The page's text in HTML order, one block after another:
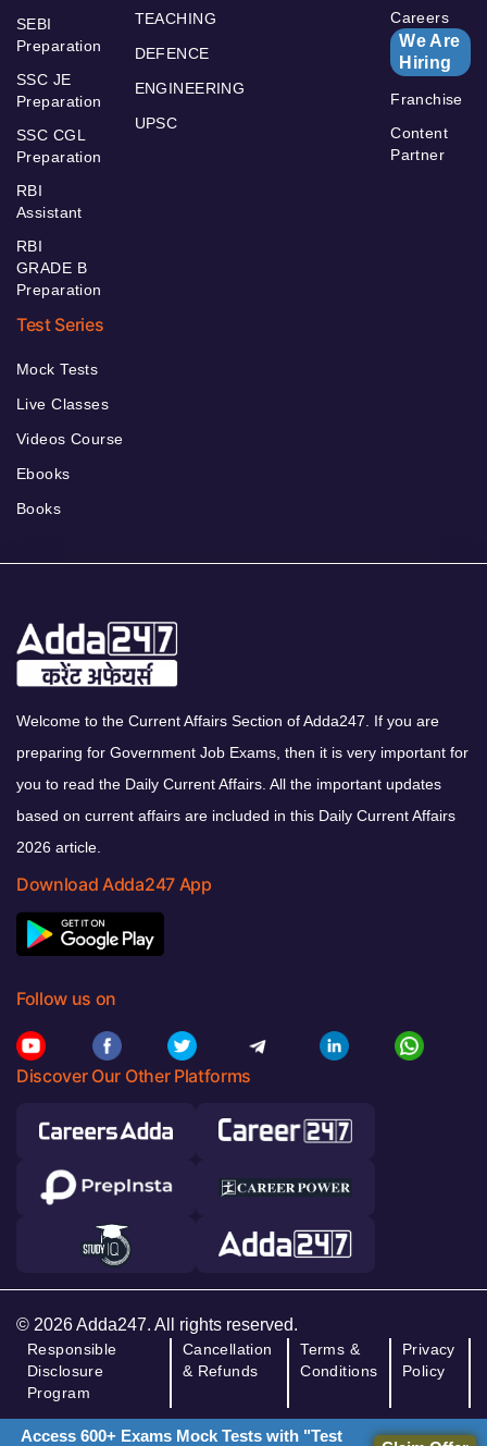
SEBI
Preparation
SSC JE
Preparation
SSC CGL
Preparation
RBI
Assistant
RBI
GRADE B
Preparation
TEACHING
DEFENCE
ENGINEERING
UPSC
Careers
We Are
Hiring
Franchise
Content
Partner
Test Series
Mock Tests
Live Classes
Videos Course
Ebooks
Books
Welcome to the Current Affairs Section of Adda247. If you are
preparing for Government Job Exams, then it is very important for
you to read the Daily Current Affairs. All the important updates
based on current affairs are included in this Daily Current Affairs
2026 article.
Download Adda247 App
Follow us on
Discover Our Other Platforms
© 2026 Adda247. All rights reserved.
Responsible
Disclosure
Program
Cancellation
& Refunds
Terms &
Conditions
Privacy
Policy
Access 600+ Exams Mock Tests with "Test